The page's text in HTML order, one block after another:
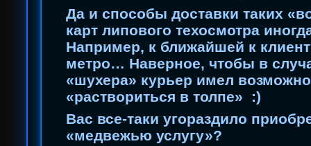
Да и способы доставки таких
карт липового техосмотра
Например, к ближайшей к
метро… Наверное, чтобы в
«шухера» курьер имел
«раствориться в толпе» :)
Вас все-таки угораздило
«медвежью услугу»?